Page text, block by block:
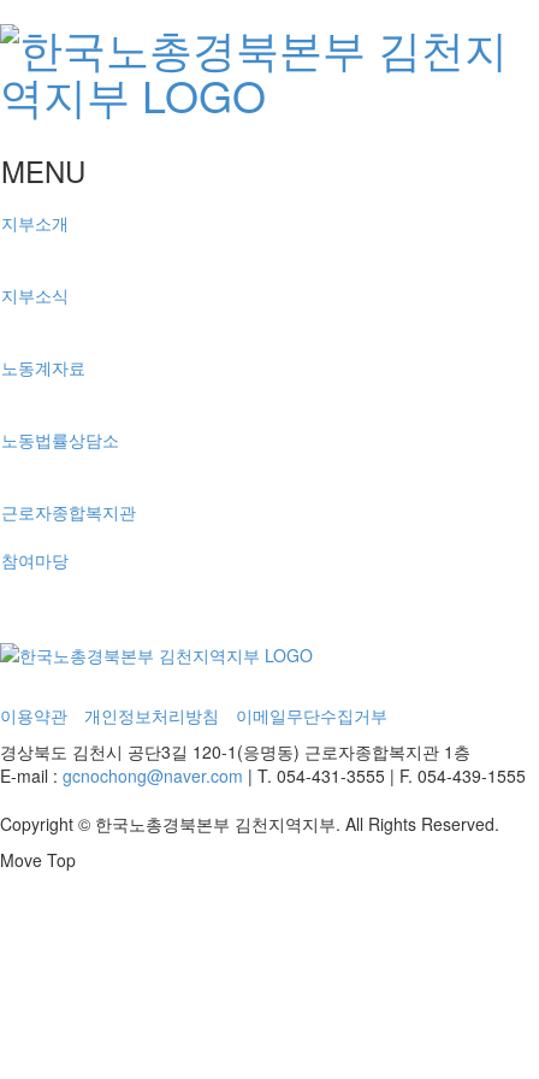
MENU
지부소개
지부소식
노동계자료
노동법률상담소
근로자종합복지관
참여마당
이용약관 개인정보처리방침
이메일무단수집거부
경상북도 김천시 공단3길 120-1(응명동) 근로자종합복지관 1층
E-mail : gcnochong@naver.com | T. 054-431-3555 | F. 054-439-1555
Copyright © 한국노총경북본부 김천지역지부. All Rights Reserved.
Move Top